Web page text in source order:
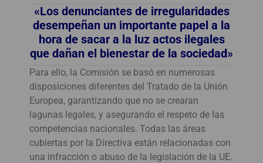
«Los denunciantes de irregularidades
desempeñan un importante papel a la
hora de sacar a la luz actos ilegales
que dañan el bienestar de la sociedad»
Para ello, la Comisión se basó en numerosas
disposiciones diferentes del Tratado de la Unión
Europea, garantizando que no se crearan
lagunas legales, y asegurando el respeto de las
competencias nacionales. Todas las áreas
cubiertas por la Directiva están relacionadas con
una infracción o abuso de la legislación de la UE.